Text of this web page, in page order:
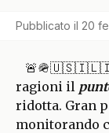
Pubblicato il 20
ragioni il
ridotta. Gran
monitorando